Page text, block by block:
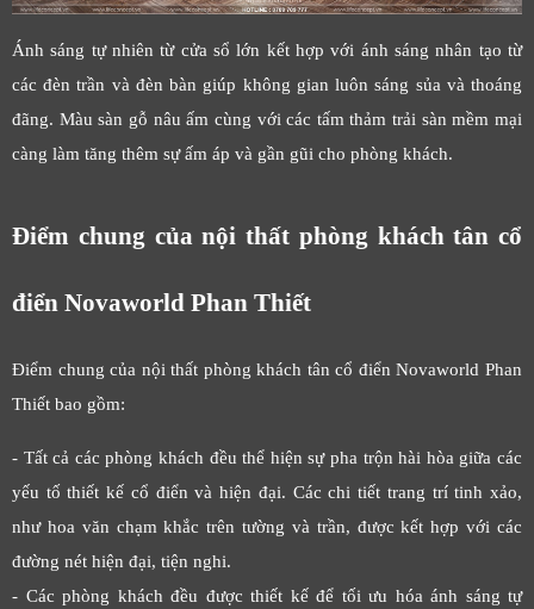
Ánh sáng tự nhiên từ cửa sổ lớn kết hợp với ánh sáng nhân tạo từ
các đèn trần và đèn bàn giúp không gian luôn sáng sủa và thoáng
đãng. Màu sàn gỗ nâu ấm cùng với các tấm thảm trải sàn mềm mại
càng làm tăng thêm sự ấm áp và gần gũi cho phòng khách.
Điểm chung của nội thất phòng khách tân cổ
điển Novaworld Phan Thiết
Điểm chung của nội thất phòng khách tân cổ điển Novaworld Phan
Thiết bao gồm:
- Tất cả các phòng khách đều thể hiện sự pha trộn hài hòa giữa các
yếu tố thiết kế cổ điển và hiện đại. Các chi tiết trang trí tinh xảo,
như hoa văn chạm khắc trên tường và trần, được kết hợp với các
đường nét hiện đại, tiện nghi.
- Các phòng khách đều được thiết kế để tối ưu hóa ánh sáng tự